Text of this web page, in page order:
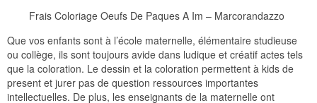
Frais Coloriage Oeufs De Paques A Im – Marcorandazzo
Que vos enfants sont à l’école maternelle, élémentaire studieuse
ou collège, ils sont toujours avide dans ludique et créatif actes tels
que la coloration. Le dessin et la coloration permettent à kids de
present et jurer pas de question ressources importantes
intellectuelles. De plus, les enseignants de la maternelle ont